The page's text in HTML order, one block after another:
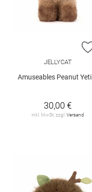
JELLYCAT
Amuseables Peanut Yeti Outfit
30,00 €
inkl. MwSt. zzgl.Versand